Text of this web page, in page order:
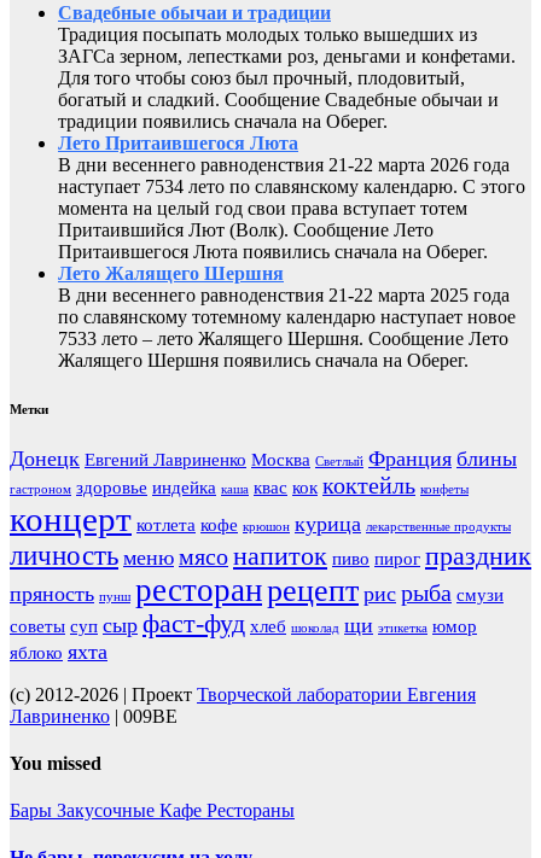
Свадебные обычаи и традиции
Традиция посыпать молодых только вышедших из
ЗАГСа зерном, лепестками роз, деньгами и конфетами.
Для того чтобы союз был прочный, плодовитый,
богатый и сладкий. Сообщение Свадебные обычаи и
традиции появились сначала на Оберег.
Лето Притаившегося Люта
В дни весеннего равноденствия 21-22 марта 2026 года
наступает 7534 лето по славянскому календарю. С этого
момента на целый год свои права вступает тотем
Притаившийся Лют (Волк). Сообщение Лето
Притаившегося Люта появились сначала на Оберег.
Лето Жалящего Шершня
В дни весеннего равноденствия 21-22 марта 2025 года
по славянскому тотемному календарю наступает новое
7533 лето – лето Жалящего Шершня. Сообщение Лето
Жалящего Шершня появились сначала на Оберег.
Метки
Донецк Евгений Лавриненко Москва Светлый Франция блины
гастроном здоровье индейка каша квас кок коктейль конфеты
концерт котлета кофе крюшон курица лекарственные продукты
личность меню мясонапиток пиво пирог праздник
пряность пунш ресторанрецепт рис рыба смузи
советы суп сыр фаст-фуд хлеб шоколад щи этикетка юмор
яблоко яхта
(c) 2012-2026 | Проект Творческой лаборатории Евгения
Лавриненко | 009BE
You missed
Бары Закусочные Кафе Рестораны